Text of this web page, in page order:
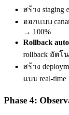
สร้าง staging
ออกแบบ
→ 100%
Rollback
rollback อัตโ
สร้าง
แบบ real-time
Phase 4: